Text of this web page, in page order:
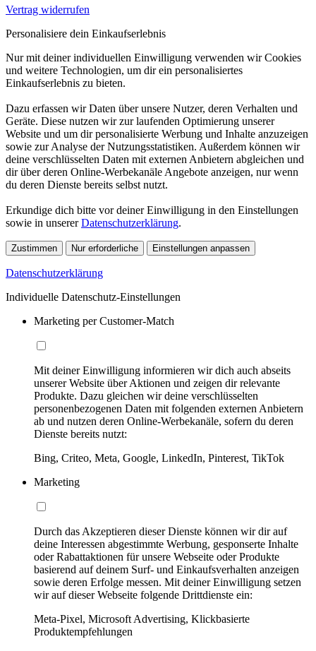
Vertrag widerrufen
Personalisiere dein Einkaufserlebnis
Nur mit deiner individuellen Einwilligung verwenden wir Cookies
und weitere Technologien, um dir ein personalisiertes
Einkaufserlebnis zu bieten.
Dazu erfassen wir Daten über unsere Nutzer, deren Verhalten und
Geräte. Diese nutzen wir zur laufenden Optimierung unserer
Website und um dir personalisierte Werbung und Inhalte anzuzeigen
sowie zur Analyse der Nutzungsstatistiken. Außerdem können wir
deine verschlüsselten Daten mit externen Anbietern abgleichen und
dir über deren Online-Werbekanäle Angebote anzeigen, nur wenn
du deren Dienste bereits selbst nutzt.
Erkundige dich bitte vor deiner Einwilligung in den Einstellungen
sowie in unsererDatenschutzerklärung.
Zustimmen Nur erforderliche Einstellungen anpassen
Datenschutzerklärung
Individuelle Datenschutz-Einstellungen
Marketing per Customer-Match
Mit deiner Einwilligung informieren wir dich auch abseits
unserer Website über Aktionen und zeigen dir relevante
Produkte. Dazu gleichen wir deine verschlüsselten
personenbezogenen Daten mit folgenden externen Anbietern
ab und nutzen deren Online-Werbekanäle, sofern du deren
Dienste bereits nutzt:
Bing, Criteo, Meta, Google, LinkedIn, Pinterest, TikTok
Marketing
Durch das Akzeptieren dieser Dienste können wir dir auf
deine Interessen abgestimmte Werbung, gesponserte Inhalte
oder Rabattaktionen für unsere Webseite oder Produkte
basierend auf deinem Surf- und Einkaufsverhalten anzeigen
sowie deren Erfolge messen. Mit deiner Einwilligung setzen
wir auf dieser Webseite folgende Drittdienste ein:
Meta-Pixel, Microsoft Advertising, Klickbasierte
Produktempfehlungen